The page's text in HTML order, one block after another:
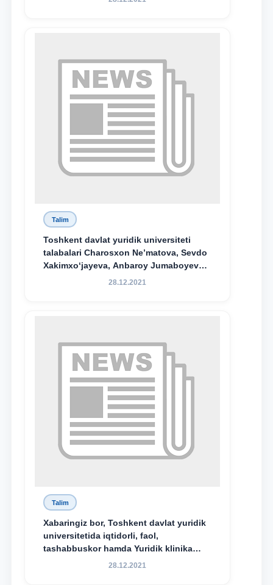
Talim
Toshkent davlat yuridik universiteti
talabalari Charosxon Ne’matova, Sevdo
Xakimxo‘jayeva, Anbaroy Jumaboyeva
hamda TDYU qoshidagi M.S.Vosiqova
bo‘ldi.
28.12.2021
Talim
Xabaringiz bor, Toshkent davlat yuridik
universitetida iqtidorli, faol,
tashabbuskor hamda Yuridik klinika
faoliyatida o‘z bilim va ko‘nikmalarini
28.12.2021